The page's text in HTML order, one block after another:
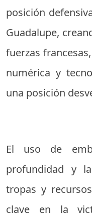
posición
Guadalupe,
fuerzas
numérica y
una posición
El uso de
profundidad y
tropas y
clave en la